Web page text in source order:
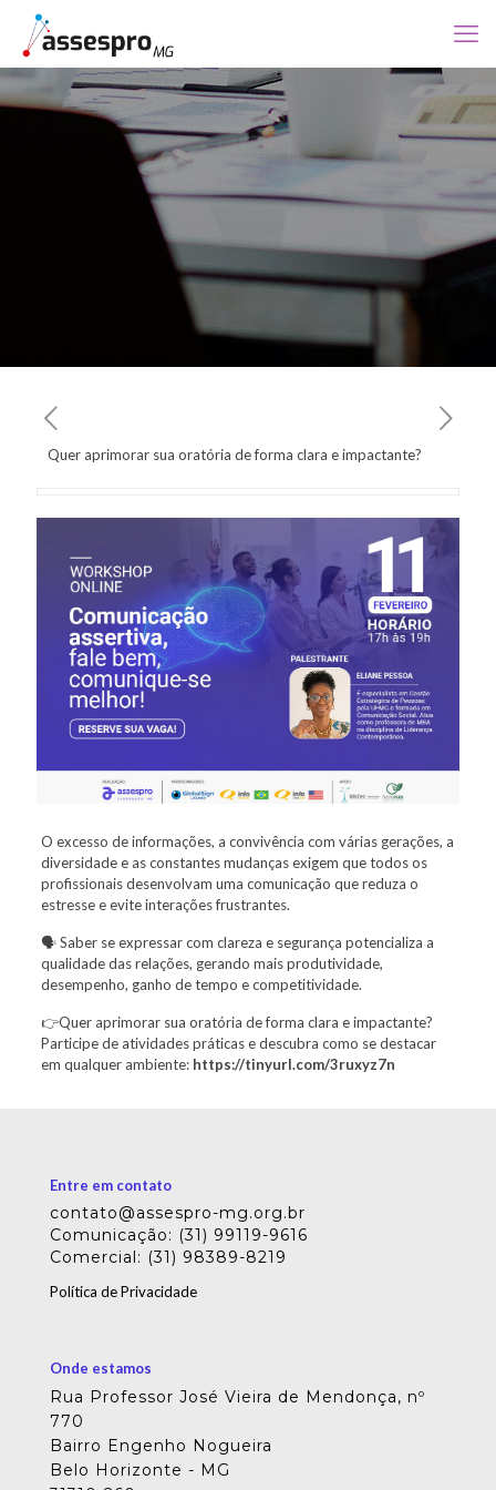
Quer aprimorar sua oratória de forma clara e impactante?
O excesso de informações, a convivência com várias gerações, a
diversidade e as constantes mudanças exigem que todos os
profissionais desenvolvam uma comunicação que reduza o
estresse e evite interações frustrantes.
🗣️ Saber se expressar com clareza e segurança potencializa a
qualidade das relações, gerando mais produtividade,
desempenho, ganho de tempo e competitividade.
👉Quer aprimorar sua oratória de forma clara e impactante?
Participe de atividades práticas e descubra como se destacar
em qualquer ambiente:https://tinyurl.com/3ruxyz7n
Entre em contato
contato@assespro-mg.org.br
Comunicação: (31) 99119-9616
Comercial: (31) 98389-8219
Política de Privacidade
Onde estamos
Rua Professor José Vieira de Mendonça, nº
770
Bairro Engenho Nogueira
Belo Horizonte - MG